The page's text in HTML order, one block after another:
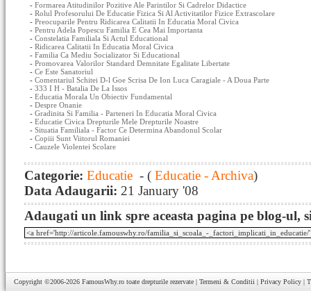
- Formarea Atitudinilor Pozitive Ale Parintilor Si Cadrelor Didactice
- Rolul Profesorului De Educatie Fizica Si Al Activitatilor Fizice Extrascolare
- Preocuparile Pentru Ridicarea Calitatii In Educatia Moral Civica
- Pentru Adela Popescu Familia E Cea Mai Importanta
- Constelatia Familiala Si Actul Educational
- Ridicarea Calitatii In Educatia Moral Civica
- Familia Ca Mediu Socializator Si Educational
- Promovarea Valorilor Standard Demnitate Egalitate Libertate
- Ce Este Sanatoriul
- Comentariul Schitei D-l Goe Scrisa De Ion Luca Caragiale - A Doua Parte
- 333 I H - Batalia De La Issos
- Educatia Morala Un Obiectiv Fundamental
- Despre Onanie
- Gradinita Si Familia - Parteneri In Educatia Moral Civica
- Educatie Civica Drepturile Mele Drepturile Noastre
- Situatia Familiala - Factor Ce Determina Abandonul Scolar
- Copiii Sunt Viitorul Romaniei
- Cauzele Violentei Scolare
Categorie: Educatie - ( Educatie - Archiva)
Data Adaugarii: 21 January '08
Adaugati un link spre aceasta pagina pe blog-ul,
Copyright ©2006-2026 FamousWhy.ro toate drepturile rezervate | Termeni & Conditii | Privacy Policy |